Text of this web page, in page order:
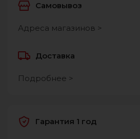
Самовывоз
Адреса магазинов >
Доставка
Подробнее >
Гарантия 1 год